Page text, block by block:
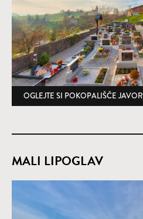
OGLEJTE SI POKOPALIŠČE JAVOR
MALI LIPOGLAV